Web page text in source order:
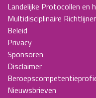
Landelijke Protocollen en
Multidisciplinaire
Beleid
Privacy
Sponsoren
Disclaimer
Nieuwsbrieven